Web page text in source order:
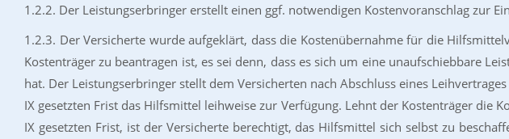
1.2.2. Der Leistungserbringer erstellt einen ggf. notwendigen Kostenvoranschlag zur
1.2.3. Der Versicherte wurde aufgeklärt, dass die Kostenübernahme für die
Kostenträger zu beantragen ist, es sei denn, dass es sich um eine unaufschiebbare
hat. Der Leistungserbringer stellt dem Versicherten nach Abschluss eines
IX gesetzten Frist das Hilfsmittel leihweise zur Verfügung. Lehnt der Kostenträger die
IX gesetzten Frist, ist der Versicherte berechtigt, das Hilfsmittel sich selbst zu